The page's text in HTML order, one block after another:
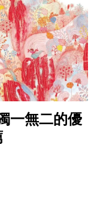
一無二的優